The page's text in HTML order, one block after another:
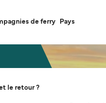
de ferry Pays
le retour ?